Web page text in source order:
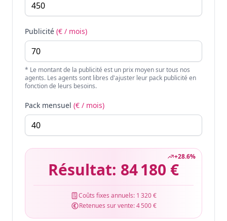
Publicité (€ / mois)
* Le montant de la publicité est un prix moyen sur tous nos
agents. Les agents sont libres d'ajuster leur pack publicité en
fonction de leurs besoins.
Pack mensuel (€ / mois)
+28.6%
Résultat: 84 180 €
Coûts fixes annuels: 1 320 €
Retenues sur vente:4 500 €